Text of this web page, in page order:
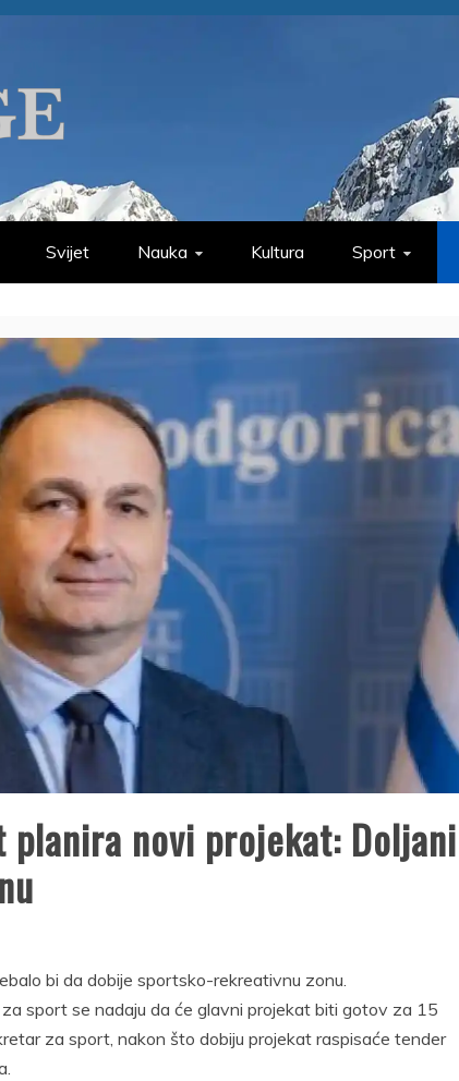
Svijet Nauka Kultura Sport
novi projekat: Doljani
bi da dobije sportsko-rekreativnu zonu.
sport se nadaju da će glavni projekat biti gotov za 15
za sport, nakon što dobiju projekat raspisaće tender